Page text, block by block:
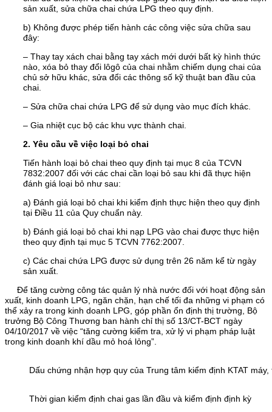
sản xuất, sửa chữa chai chứa LPG theo quy định.
b) Không được phép tiến hành các công việc sửa chữa sau
đây:
– Thay tay xách chai bằng tay xách mới dưới bất kỳ hình thức
nào, xóa bỏ thay đổi lôgô của chai nhằm chiếm dụng chai của
chủ sở hữu khác, sửa đổi các thông số kỹ thuật ban đầu của
chai.
– Sửa chữa chai chứa LPG để sử dụng vào mục đích khác.
– Gia nhiệt cục bộ các khu vực thành chai.
2. Yêu cầu về việc loại bỏ chai
Tiến hành loại bỏ chai theo quy định tại mục 8 của TCVN
7832:2007 đối với các chai cần loại bỏ sau khi đã thực hiện
đánh giá loại bỏ như sau:
a) Đánh giá loại bỏ chai khi kiểm định thực hiện theo quy định
tại Điều 11 của Quy chuẩn này.
b) Đánh giá loại bỏ chai khi nạp LPG vào chai được thực hiện
theo quy định tại mục 5 TCVN 7762:2007.
c) Các chai chứa LPG được sử dụng trên 26 năm kể từ ngày
sản xuất.
Để tăng cường công tác quản lý nhà nước đối với hoạt động sản
xuất, kinh doanh LPG, ngăn chặn, hạn chế tối đa những vi phạm có
thể xảy ra trong kinh doanh LPG, góp phần ổn định thị trường, Bộ
trưởng Bộ Công Thương ban hành chỉ thị số 13/CT-BCT ngày
04/10/2017 về việc “tăng cường kiểm tra, xử lý vi phạm pháp luật
trong kinh doanh khí dầu mỏ hoá lỏng”.
Dấu chứng nhận hợp quy của Trung tâm kiểm định KTAT
Thời gian kiểm định chai gas lần đầu và kiểm định định kỳ